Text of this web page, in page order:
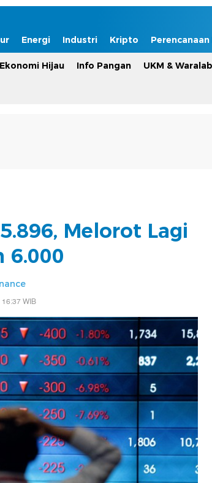
Energi Industri Kripto
Ekonomi Hijau Info Pangan UKM &
Melorot Lagi
6.000
WIB